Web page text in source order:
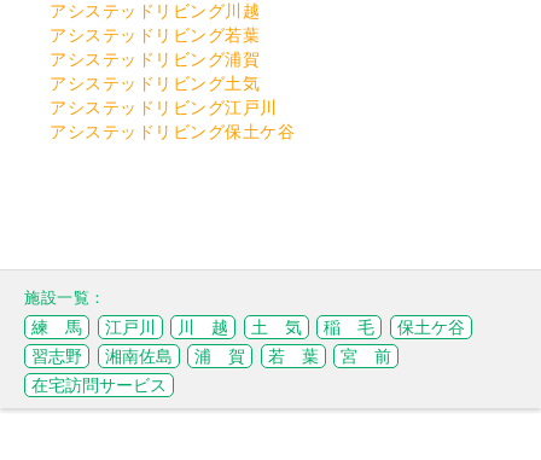
アシステッドリビング川越
アシステッドリビング若葉
アシステッドリビング浦賀
アシステッドリビング土気
アシステッドリビング江戸川
アシステッドリビング保土ケ谷
練 馬 江戸川 川 越 土 気 稲 毛
保土ケ谷
習志野
湘南佐島 浦 賀 若 葉
宮 前
在宅訪問サービス